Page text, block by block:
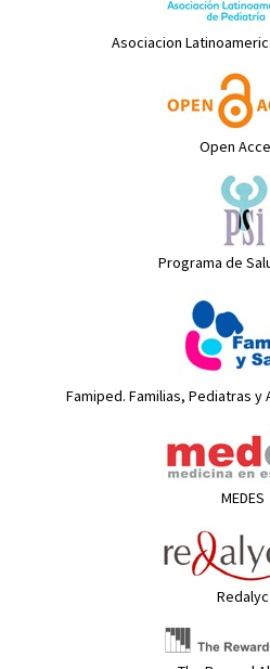
Asociacion
Open
Programa de
Famiped. Familias, Pediatras y
MEDES
Redalyc